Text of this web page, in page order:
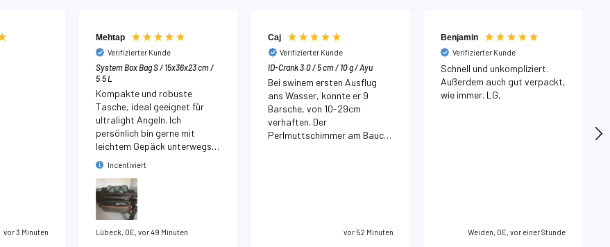
vor 3 Minuten
Mehtap
Verifizierter Kunde
System Box Bag S / 15x36x23 cm /
5.5 L
Kompakte und robuste
Tasche, ideal geeignet für
ultralight Angeln. Ich
persönlich bin gerne mit
leichtem Gepäck unterwegs
und dafür ist diese Tasche
ideal. Alles passt rein und ist
gut geschützt. Absolute
Kaufempfehlung
Incentiviert
Lübeck, DE, vor 49 Minuten
Caj
Verifizierter Kunde
ID-Crank 3.0 / 5 cm / 10 g / Ayu
Bei swinem ersten Ausflug
ans Wasser, konnte er 9
Barsche, von 10-29cm
verhaften. Der
Perlmuttschimmer am Bauch
vor 52 Minuten
Benjamin
Verifizierter Kunde
Schnell und unkompliziert.
Außerdem auch gut verpackt,
wie immer. LG,
Weiden, DE, vor einer Stunde